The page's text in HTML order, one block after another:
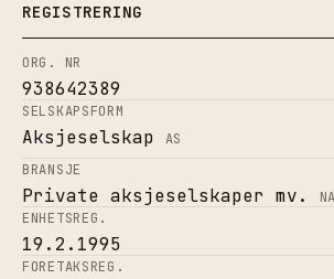
REGISTRERING
ORG. NR
938642389
SELSKAPSFORM
Aksjeselskap
AS
BRANSJE
Private aksjeselskaper mv.
ENHETSREG.
19.2.1995
FORETAKSREG.